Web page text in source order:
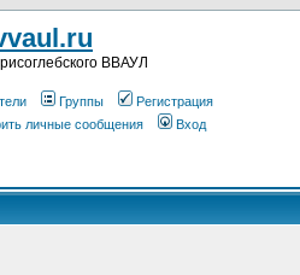
ВВАУЛ
Группы
Регистрация
личные сообщения Вход